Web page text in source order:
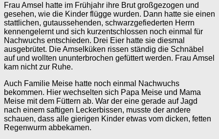
Frau Amsel hatte im Frühjahr ihre Brut großgezogen und
gesehen, wie die Kinder flügge wurden. Dann hatte sie einen
stattlichen, gutaussehenden, schwarzgefiederten Herrn
kennengelernt und sich kurzentschlossen noch einmal für
Nachwuchs entschieden. Drei Eier hatte sie diesmal
ausgebrütet. Die Amselküken rissen ständig die Schnäbel
auf und wollten ununterbrochen gefüttert werden. Frau Amsel
kam nicht zur Ruhe.
Auch Familie Meise hatte noch einmal Nachwuchs
bekommen. Hier wechselten sich Papa Meise und Mama
Meise mit dem Füttern ab. War der eine gerade auf Jagd
nach einem saftigen Leckerbissen, musste der andere
schauen, dass alle gierigen Kinder etwas vom dicken, fetten
Regenwurm abbekamen.